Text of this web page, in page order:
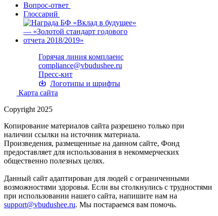
Вопрос-ответ
Глоссарий
Горячая линия комплаенс
compliance@vbudushee.ru
Пресс-кит
Логотипы и шрифты
Карта сайта
Copyright 2025
Копирование материалов сайта разрешено только при
наличии ссылки на источник материала.
Произведения, размещенные на данном сайте, Фонд
предоставляет для использования в некоммерческих
общественно полезных целях.
Данный сайт адаптирован для людей с ограниченными
возможностями здоровья. Если вы столкнулись с трудностями
при использовании нашего сайта, напишите нам на
support@vbudushee.ru. Мы постараемся вам помочь.